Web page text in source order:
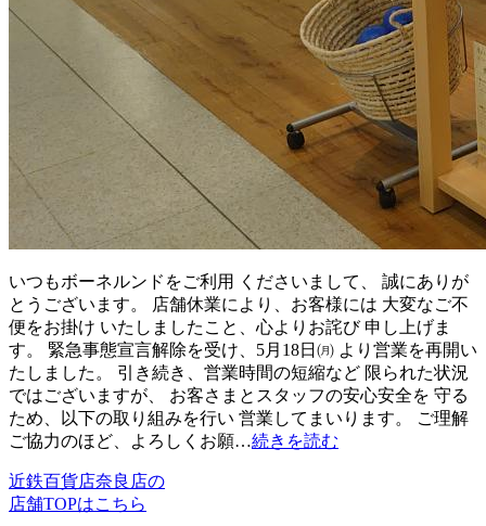
いつもボーネルンドをご利用 くださいまして、 誠にありが
とうございます。 店舗休業により、お客様には 大変なご不
便をお掛け いたしましたこと、心よりお詫び 申し上げま
す。 緊急事態宣言解除を受け、5月18日㈪ より営業を再開い
たしました。 引き続き、営業時間の短縮など 限られた状況
ではございますが、 お客さまとスタッフの安心安全を 守る
ため、以下の取り組みを行い 営業してまいります。 ご理解
ご協力のほど、よろしくお願…続きを読む
近鉄百貨店奈良店の
店舗TOPはこちら